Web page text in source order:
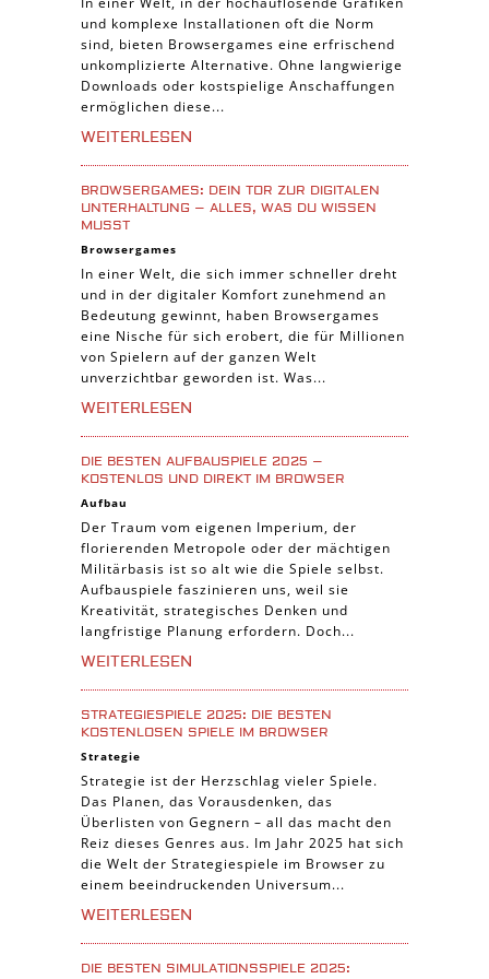
Sport Spiele
Pferde Spiele
Simulation Spiele
Tier Spiele
Casual Spiele
Abenteuer Spiele
Online Spiele
Trading Card Spiele
Manager Spiele
und komplexe Installationen oft die Norm
sind, bieten Browsergames eine erfrischend
unkomplizierte Alternative. Ohne langwierige
Downloads oder kostspielige Anschaffungen
ermöglichen diese...
WEITERLESEN
BROWSERGAMES: DEIN TOR ZUR DIGITALEN
UNTERHALTUNG – ALLES, WAS DU WISSEN
MUSST
Browsergames
In einer Welt, die sich immer schneller dreht
und in der digitaler Komfort zunehmend an
Bedeutung gewinnt, haben Browsergames
eine Nische für sich erobert, die für Millionen
von Spielern auf der ganzen Welt
unverzichtbar geworden ist. Was...
WEITERLESEN
DIE BESTEN AUFBAUSPIELE 2025 –
KOSTENLOS UND DIREKT IM BROWSER
Aufbau
Der Traum vom eigenen Imperium, der
florierenden Metropole oder der mächtigen
Militärbasis ist so alt wie die Spiele selbst.
Aufbauspiele faszinieren uns, weil sie
Kreativität, strategisches Denken und
langfristige Planung erfordern. Doch...
WEITERLESEN
STRATEGIESPIELE 2025: DIE BESTEN
KOSTENLOSEN SPIELE IM BROWSER
Strategie
Strategie ist der Herzschlag vieler Spiele.
Das Planen, das Vorausdenken, das
Überlisten von Gegnern – all das macht den
Reiz dieses Genres aus. Im Jahr 2025 hat sich
die Welt der Strategiespiele im Browser zu
einem beeindruckenden Universum...
WEITERLESEN
DIE BESTEN SIMULATIONSSPIELE 2025: